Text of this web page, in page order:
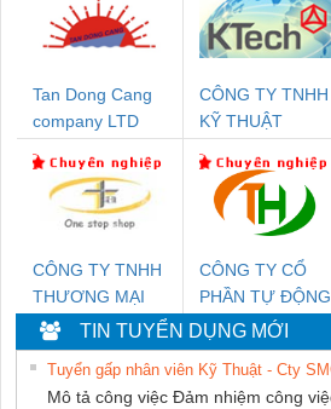
Tan Dong Cang
company LTD
CÔNG TY TNHH
KỸ THUẬT
NAM
CÔNG TY TNHH
THƯƠNG MẠI
THIÊN ÂN VIỆT
NAM
CÔNG TY CỔ
PHẦN TỰ ĐỘNG
TIẾN HƯNG
TIN TUYỂN DỤNG MỚI
Tuyển gấp nhân viên Kỹ Thuật - Cty
Mô tả công việc Đảm nhiệm công